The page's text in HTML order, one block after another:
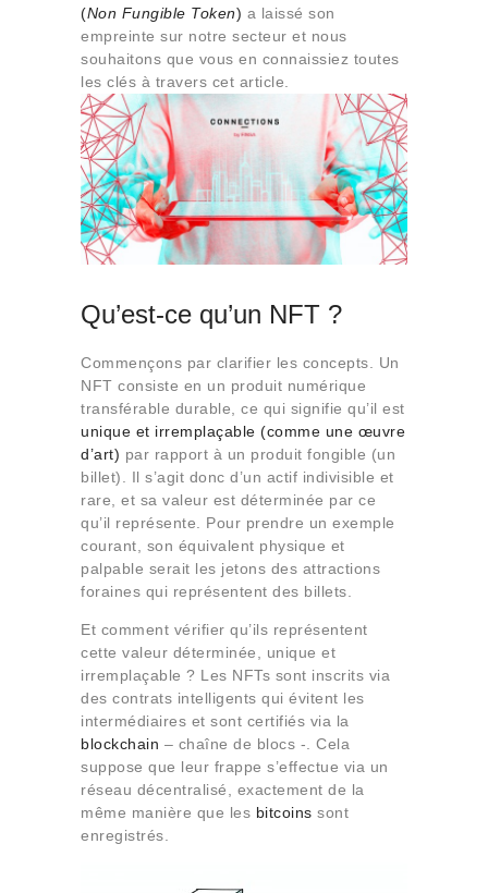
Contact
(Non Fungible Token) a laissé son
empreinte sur notre secteur et nous
souhaitons que vous en connaissiez toutes
les clés à travers cet article.
Qu’est-ce qu’un NFT ?
Commençons par clarifier les concepts. Un
NFT consiste en un produit numérique
transférable durable, ce qui signifie qu’il est
unique et irremplaçable (comme une œuvre
d’art) par rapport à un produit fongible (un
billet). Il s’agit donc d’un actif indivisible et
rare, et sa valeur est déterminée par ce
qu’il représente. Pour prendre un exemple
courant, son équivalent physique et
palpable serait les jetons des attractions
foraines qui représentent des billets.
Et comment vérifier qu’ils représentent
cette valeur déterminée, unique et
irremplaçable ? Les NFTs sont inscrits via
des contrats intelligents qui évitent les
intermédiaires et sont certifiés via la
blockchain – chaîne de blocs -. Cela
suppose que leur frappe s’effectue via un
réseau décentralisé, exactement de la
même manière que les bitcoins sont
enregistrés.